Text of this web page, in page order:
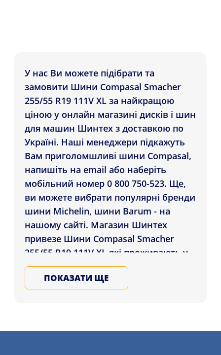
У нас Ви можете підібрати та
замовити Шини Compasal Smacher
255/55 R19 111V XL за найкращою
ціною у онлайн магазині дисків і шин
для машин Шинтех з доставкою по
Україні. Наші менеджери підкажуть
Вам приголомшливі шини Compasal,
напишіть на email або наберіть
мобільний номер 0 800 750-523. Ще,
ви можете вибрати популярні бренди
шини Michelin, шини Barum - на
нашому сайті. Магазин Шинтех
привезе Шини Compasal Smacher
255/55 R19 111V XL які проживають у
містах: Житомир, Черкаси, Вінниця і в
будь-який регіон України. Купуйте
ПОКАЗАТИ ЩЕ